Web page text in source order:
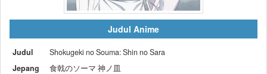
Judul Anime
Judul
Shokugeki no Souma: Shin no Sara
Jepang
食戟のソーマ 神ノ皿